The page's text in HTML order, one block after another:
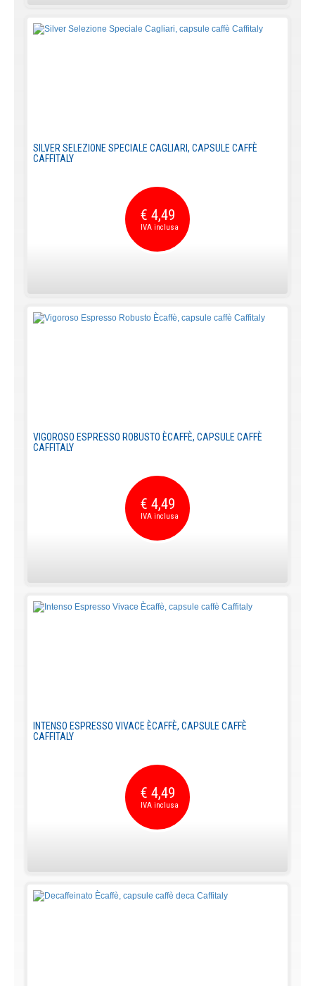
SILVER SELEZIONE SPECIALE CAGLIARI, CAPSULE CAFFÈ
CAFFITALY
€ 4,49
VIGOROSO ESPRESSO ROBUSTO ÈCAFFÈ, CAPSULE CAFFÈ
CAFFITALY
€ 4,49
INTENSO ESPRESSO VIVACE ÈCAFFÈ, CAPSULE CAFFÈ
CAFFITALY
€ 4,49